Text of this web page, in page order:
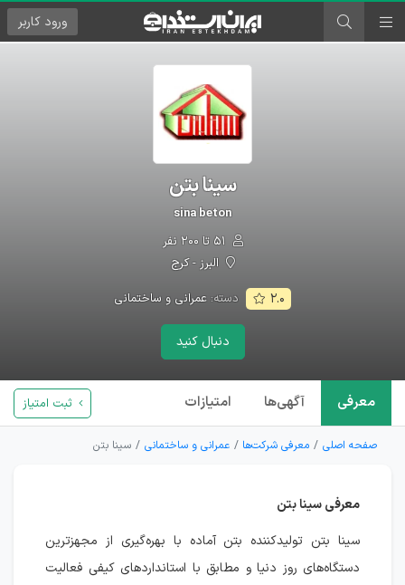
ورود کاربر
سینا بتن
sina beton
البرز - کرج
۲.۰ دسته: عمرانی و ساختمانی
دنبال کنید
معرفی آگهی‌ها امتیازات ثبت امتیاز
صفحه اصلی معرفی شرکت‌ها عمرانی و ساختمانی سینا بتن
معرفی سینا بتن
سینا بتن تولیدکننده بتن آماده با بهره‌گیری از مجهزترین
دستگاه‌های روز دنیا و مطابق با استانداردهای کیفی فعالیت